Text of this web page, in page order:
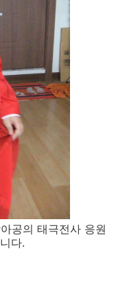
공의 태극전사 응원
다.